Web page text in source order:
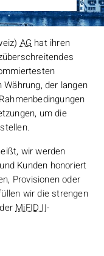
AG hat ihren
der langen
um die
wir werden
Kunden honoriert
Provisionen oder
wir die strengen
MiFID II-